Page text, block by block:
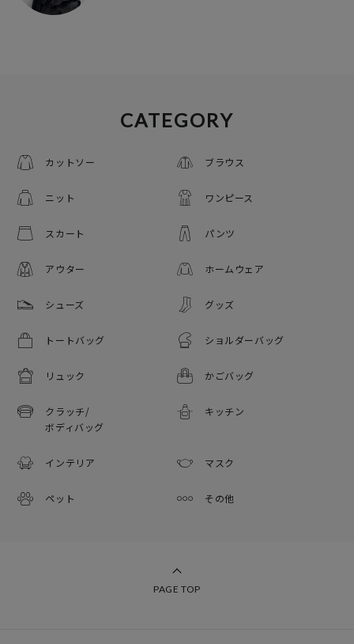
CATEGORY
カットソー ブラウス
ニット ワンピース
スカート パンツ
アウター ホームウェア
シューズ グッズ
トートバッグ ショルダーバッグ
リュック かごバッグ
クラッチ/
ボディバッグ
キッチン
インテリア マスク
ペット その他
PAGE TOP